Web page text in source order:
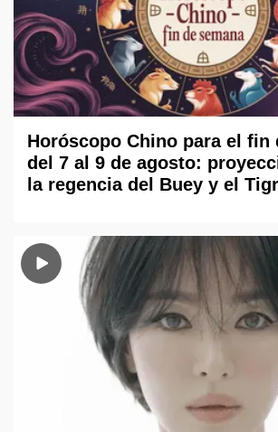
Horóscopo Chino para el fin
del 7 al 9 de agosto:
la regencia del Buey y el